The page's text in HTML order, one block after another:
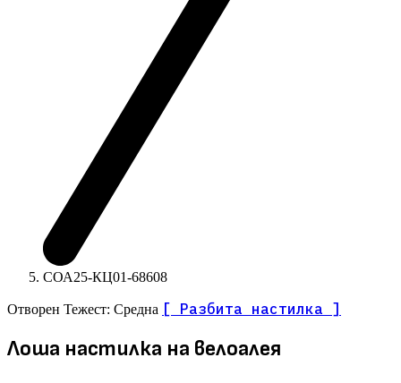
СОА25-КЦ01-68608
Отворен Тежест: Средна [ Разбита настилка ]
Лоша настилка на велоалея